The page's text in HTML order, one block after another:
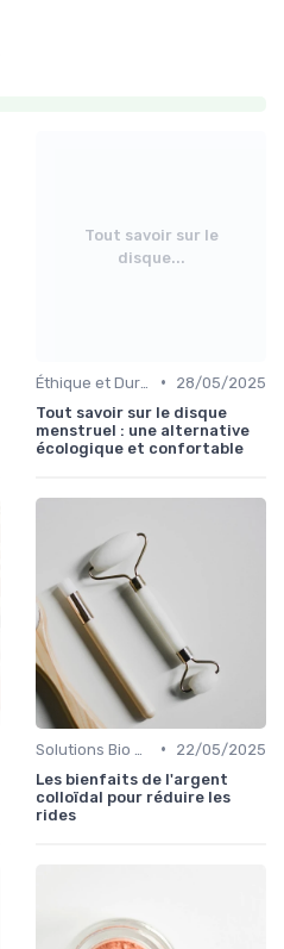
Tout savoir sur le
disque...
•
28/05/2025
Tout savoir sur le disque
menstruel : une alternative
écologique et confortable
•
22/05/2025
Les bienfaits de l'argent
colloïdal pour réduire les
rides